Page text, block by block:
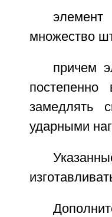
множество
причем
замедлять
ударными